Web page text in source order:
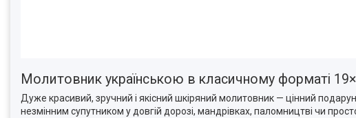
Молитовник українською в класичному форматі
Дуже красивий, зручний і якісний шкіряний молитовник — цінний
незмінним супутником у довгій дорозі, мандрівках, паломництві чи